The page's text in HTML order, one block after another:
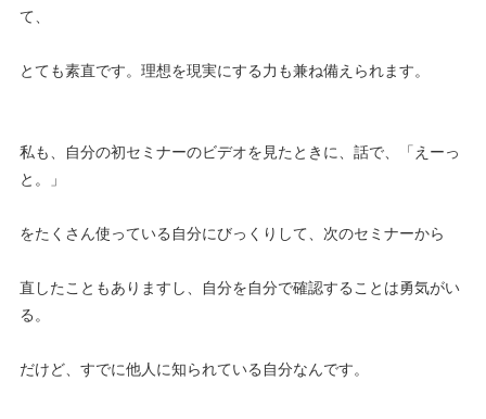
て、
とても素直です。理想を現実にする力も兼ね備えられます。
私も、自分の初セミナーのビデオを見たときに、話で、「えーっ
と。」
をたくさん使っている自分にびっくりして、次のセミナーから
直したこともありますし、自分を自分で確認することは勇気がい
る。
だけど、すでに他人に知られている自分なんです。